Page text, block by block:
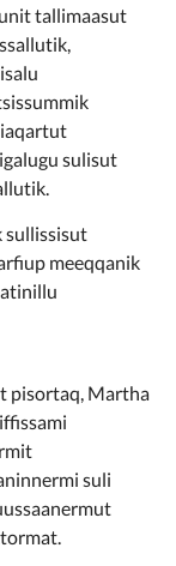
tallimaasut
sulisut
sullissisut
meeqqanik
pisortaq, Martha
suli